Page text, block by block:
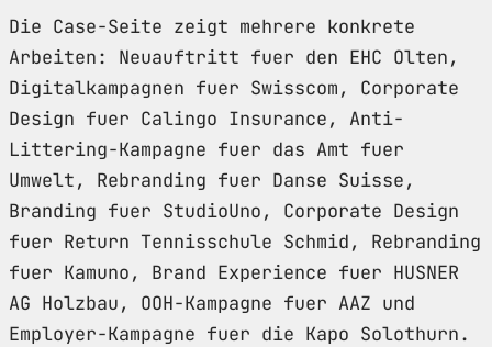
Die Case-Seite zeigt mehrere konkrete
Arbeiten: Neuauftritt fuer den EHC Olten,
Digitalkampagnen fuer Swisscom, Corporate
Design fuer Calingo Insurance, Anti-
Littering-Kampagne fuer das Amt fuer
Umwelt, Rebranding fuer Danse Suisse,
Branding fuer StudioUno, Corporate Design
fuer Return Tennisschule Schmid, Rebranding
fuer Kamuno, Brand Experience fuer HUSNER
AG Holzbau, OOH-Kampagne fuer AAZ und
Employer-Kampagne fuer die Kapo Solothurn.